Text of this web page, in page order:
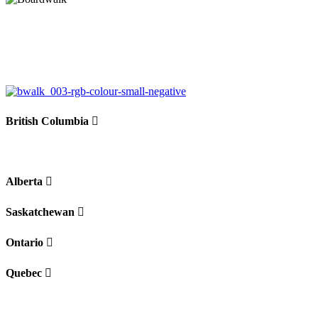
British Columbia
Alberta
Saskatchewan
Ontario
Quebec